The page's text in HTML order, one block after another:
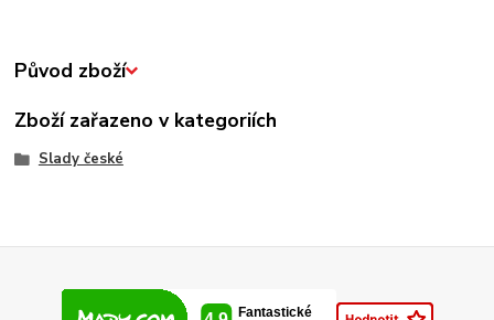
Původ zboží
Zboží zařazeno v kategoriích
Slady české